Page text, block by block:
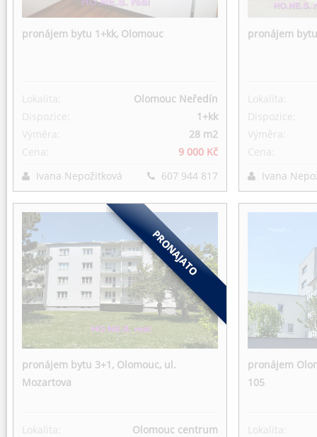
pronájem bytu 1+kk, Olomouc
Lokalita:
Olomouc Neředín
Dispozice:
1+kk
Výměra:
28 m2
Cena:
9 000 Kč
Ivana Nepožitková
607 944 817
pronájem
Lokalita:
Dispozice:
Výměra:
Cena:
Ivana
pronájem bytu 3+1, Olomouc, ul.
Mozartova
Lokalita:
Olomouc centrum
pronájem
105
Lokalita: